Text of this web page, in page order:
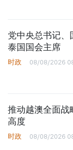
党中央总书记、
泰国国会主席
时政 08/08/2026
推动越澳全面战
高度
时政 08/08/2026